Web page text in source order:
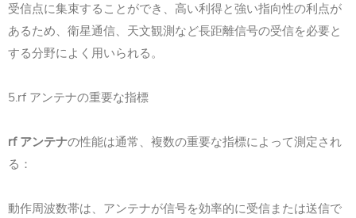
受信点に集束することができ、高い利得と強い指向性の利点が
あるため、衛星通信、天文観測など長距離信号の受信を必要と
する分野によく用いられる。
5.rf アンテナの重要な指標
rf アンテナの性能は通常、複数の重要な指標によって測定され
る：
動作周波数帯は、アンテナが信号を効率的に受信または送信で